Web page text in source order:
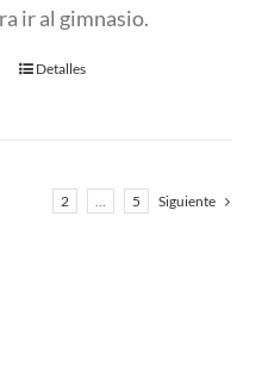
ir al gimnasio.
Detalles
2 … 5 Siguiente